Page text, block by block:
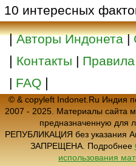
10 интересных
|Авторы Индонета|
Контакты |
| FAQ
© & copyleft Indonet.Ru Индия
2007 - 2025. Материалы сайта
предназначенную для
РЕПУБЛИКАЦИЯ без указания
ЗАПРЕЩЕНА. Подробнее
использования